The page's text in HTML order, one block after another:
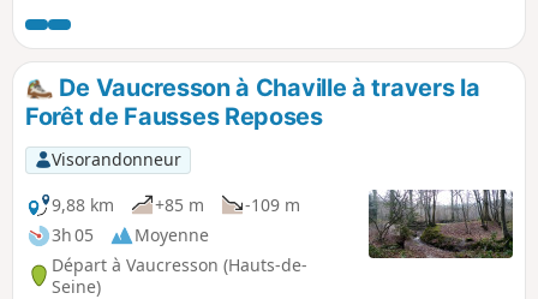
patrimoniale.
De Vaucresson à Chaville à travers la
Forêt de Fausses Reposes
Visorandonneur
9,88 km
+85 m
-109 m
3h 05
Moyenne
Départ à Vaucresson (Hauts-de-
Seine)